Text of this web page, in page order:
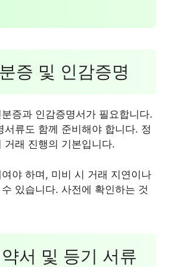
증 및 인감증명
증과 인감증명서가 필요합니다.
서류도 함께 준비해야 합니다. 정
거래 진행의 기본입니다.
야 하며, 미비 시 거래 지연이나
있습니다. 사전에 확인하는 것
서 및 등기 서류